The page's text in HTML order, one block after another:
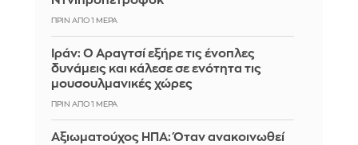
ΠΡΙΝ ΑΠΌ 1 ΜΈΡΑ
Ιράν: Ο Αραγτσί εξήρε τις ένοπλες
δυνάμεις και κάλεσε σε ενότητα τις
μουσουλμανικές χώρες
ΠΡΙΝ ΑΠΌ 1 ΜΈΡΑ
Αξιωματούχος ΗΠΑ: Όταν ανακοινωθεί